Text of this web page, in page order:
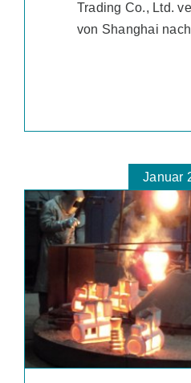
Trading Co., Ltd.
von Shanghai
Januar